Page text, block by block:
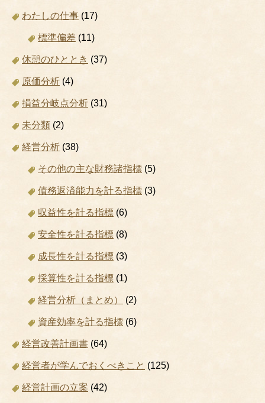
わたしの仕事 (17)
標準偏差 (11)
休憩のひととき (37)
原価分析 (4)
損益分岐点分析 (31)
未分類 (2)
経営分析 (38)
その他の主な財務諸指標 (5)
債務返済能力を計る指標 (3)
収益性を計る指標 (6)
安全性を計る指標 (8)
成長性を計る指標 (3)
採算性を計る指標 (1)
経営分析（まとめ） (2)
資産効率を計る指標 (6)
経営改善計画書 (64)
経営者が学んでおくべきこと (125)
経営計画の立案 (42)